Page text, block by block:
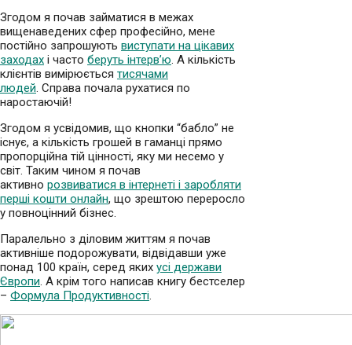
Згодом я почав займатися в межах
вищенаведених сфер професійно, мене
постійно запрошують виступати на цікавих
заходах і часто беруть інтерв’ю. А кількість
клієнтів вимірюється тисячами
людей. Справа почала рухатися по
наростаючій!
Згодом я усвідомив, що кнопки “бабло” не
існує, а кількість грошей в гаманці прямо
пропорційна тій цінності, яку ми несемо у
світ. Таким чином я почав
активно розвиватися в інтернеті і заробляти
перші кошти онлайн, що зрештою переросло
у повноцінний бізнес.
Паралельно з діловим життям я почав
активніше подорожувати, відвідавши уже
понад 100 країн, серед яких усі держави
Європи. А крім того написав книгу бестселер
– Формула Продуктивності.